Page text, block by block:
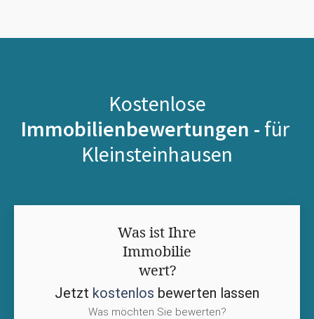
Kostenlose
Immobilienbewertungen - für
Kleinsteinhausen
Was ist Ihre
Immobilie
wert?
Jetzt kostenlos bewerten lassen
Was möchten Sie bewerten?